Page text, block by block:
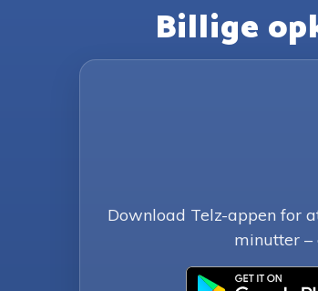
Billige
Download Telz-appen for
minutter –